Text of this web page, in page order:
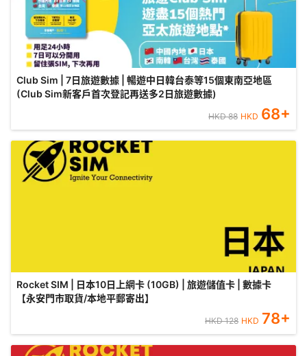
Club Sim | 7日旅遊數據 | 暢遊中日韓台泰等15個東南亞地區
(Club Sim新客戶首次登記再送多2日旅遊數據)
HKD88 HKD 68+
Rocket SIM | 日本10日上網卡 (10GB) | 旅遊儲值卡 | 數據卡
【永安門市取貨/本地平郵寄出】
HKD128 HKD 78+